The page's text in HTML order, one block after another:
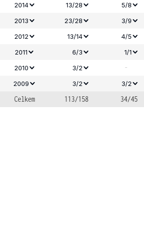
2014
13/28 5/8
2013
23/28 3/9
2012
13/14 4/5
2011
6/3 1/1
2010
3/2 -
2009
3/2 3/2
Celkem
113/158 34/45